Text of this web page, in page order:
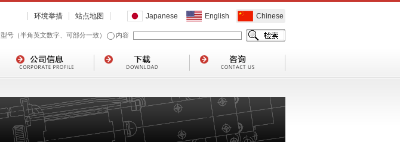
环境举措 站点地图 Japanese English Chinese
型号（半角英文数字、可部分一致） 内容